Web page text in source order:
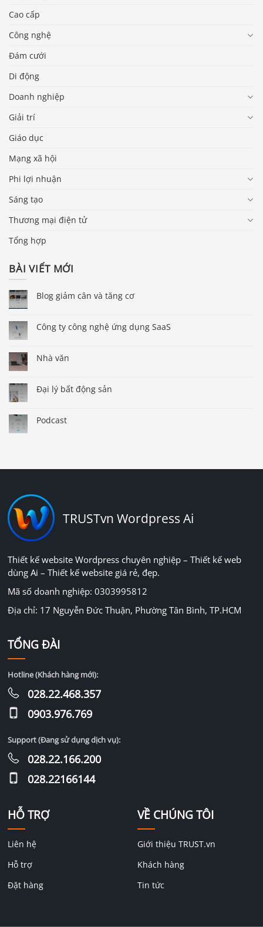
Cao cấp
Công nghệ
Đám cưới
Di động
Doanh nghiệp
Giải trí
Giáo dục
Mạng xã hội
Phi lợi nhuận
Sáng tạo
Thương mại điện tử
Tổng hợp
BÀI VIẾT MỚI
Blog giảm cân và tăng cơ
Công ty công nghệ ứng dụng SaaS
Nhà văn
Đại lý bất động sản
Podcast
TRUSTvn Wordpress Ai
Thiết kế website Wordpress chuyên nghiệp – Thiết kế web
dùng Ai – Thiết kế website giá rẻ, đẹp.
Mã số doanh nghiệp: 0303995812
Địa chỉ: 17 Nguyễn Đức Thuận, Phường Tân Bình, TP.HCM
HỖ TRỢ
Liên hệ
Hỗ trợ
Đặt hàng
VỀ CHÚNG TÔI
Giới thiệu TRUST.vn
Khách hàng
Tin tức
TỔNG ĐÀI
Hotline (Khách hàng mới):
028.22.468.357
0903.976.769
Support (Đang sử dụng dịch vụ):
028.22.166.200
028.22166144